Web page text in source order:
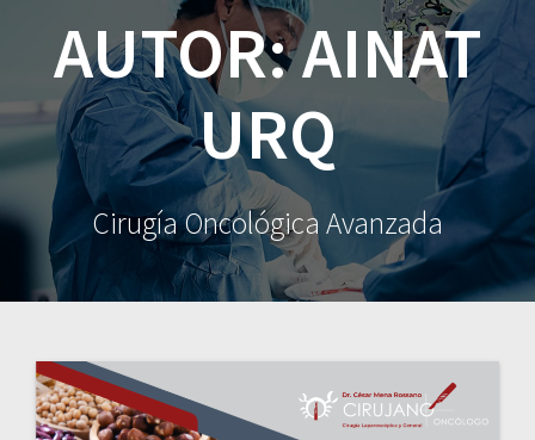
AUTOR:AINAT
URQ
Cirugía Oncológica Avanzada